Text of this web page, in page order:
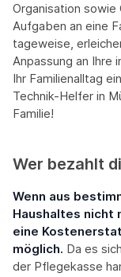
Organisation
Aufgaben an eine
tageweise,
Anpassung an Ihre
Ihr Familienalltag
Technik-Helfer in
Familie!
Wer bezahlt
Wenn aus
Haushaltes nicht
eine
möglich. Da es
der Pflegekasse